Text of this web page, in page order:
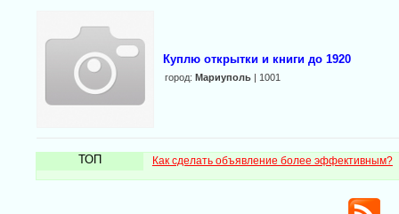
Куплю открытки и книги до 1920
город: Мариуполь| 1001
ТОП Как сделать объявление более эффективным?